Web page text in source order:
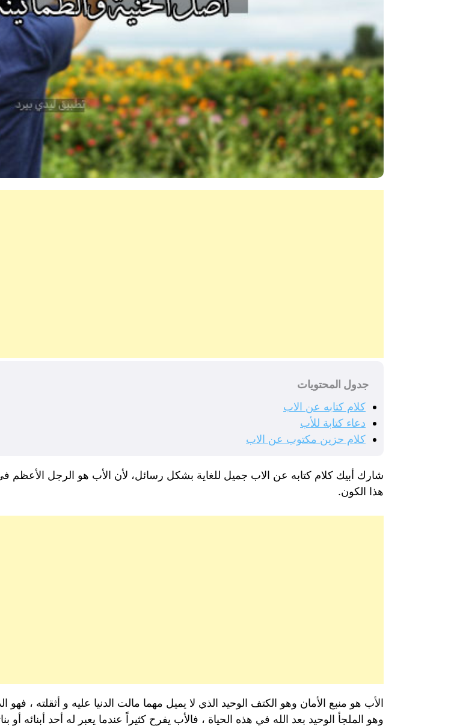
جدول المحتويات
كلام كتابه عن الاب
دعاء كتابة للأب
كلام حزين مكتوب عن الاب
شارك أبيك كلام كتابه عن الاب جميل للغاية بشكل رسائل، لأن الأب هو الرجل الأعظم
هذا الكون.
الأب هو منبع الأمان وهو الكتف الوحيد الذي لا يميل مهما مالت الدنيا عليه و أثقلته ،
وهو الملجأ الوحيد بعد الله في هذه الحياة ، فالأب يفرح كثيراً عندما يعبر له أحد